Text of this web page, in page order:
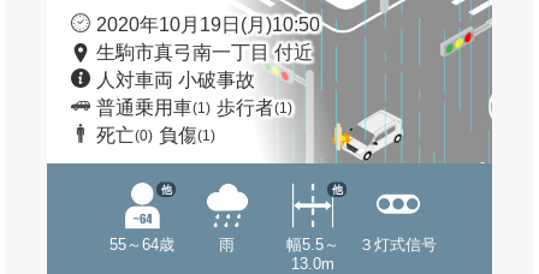
2020年10月19日(月)10:50
生駒市真弓南一丁目 付近
人対車両 小破事故
普通乗用車(1) 歩行者(1)
死亡(0) 負傷(1)
55～64歳
他
雨
幅5.5～
13.0m
他
３灯式信号